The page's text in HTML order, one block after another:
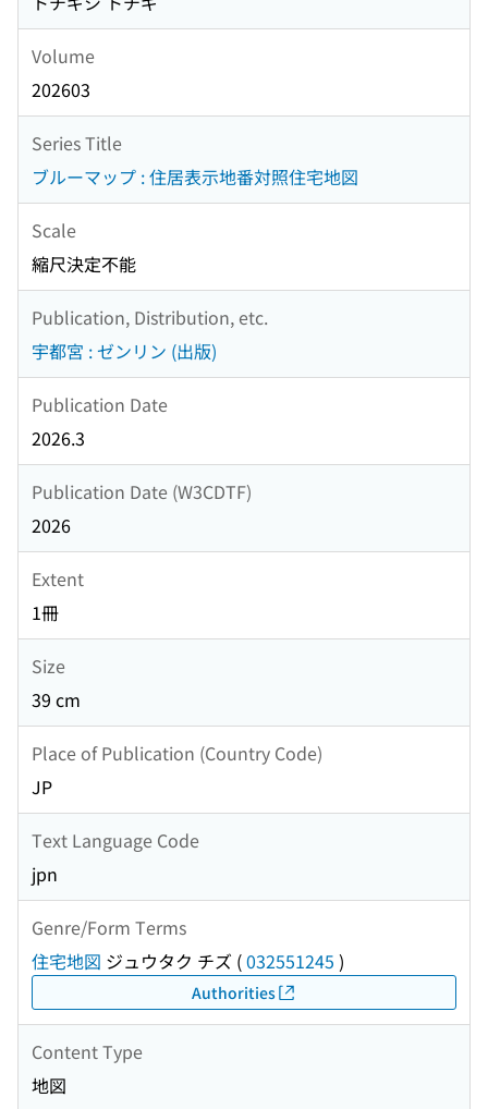
Volume
202603
Series Title
ブルーマップ : 住居表示地番対照住宅地図
Scale
縮尺決定不能
Publication, Distribution, etc.
宇都宮 : ゼンリン (出版)
Publication Date
2026.3
Publication Date (W3CDTF)
2026
Extent
1冊
Size
39 cm
Place of Publication (Country Code)
JP
Text Language Code
jpn
Genre/Form Terms
住宅地図 ジュウタク チズ (032551245 )
Authorities
Content Type
地図